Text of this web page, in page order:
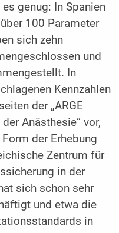
genug: In Spanien
100 Parameter
sich zehn
und
In
Kennzahlen
der „ARGE
Anästhesie“ vor,
der Erhebung
Zentrum für
in der
sich schon sehr
und etwa die
in